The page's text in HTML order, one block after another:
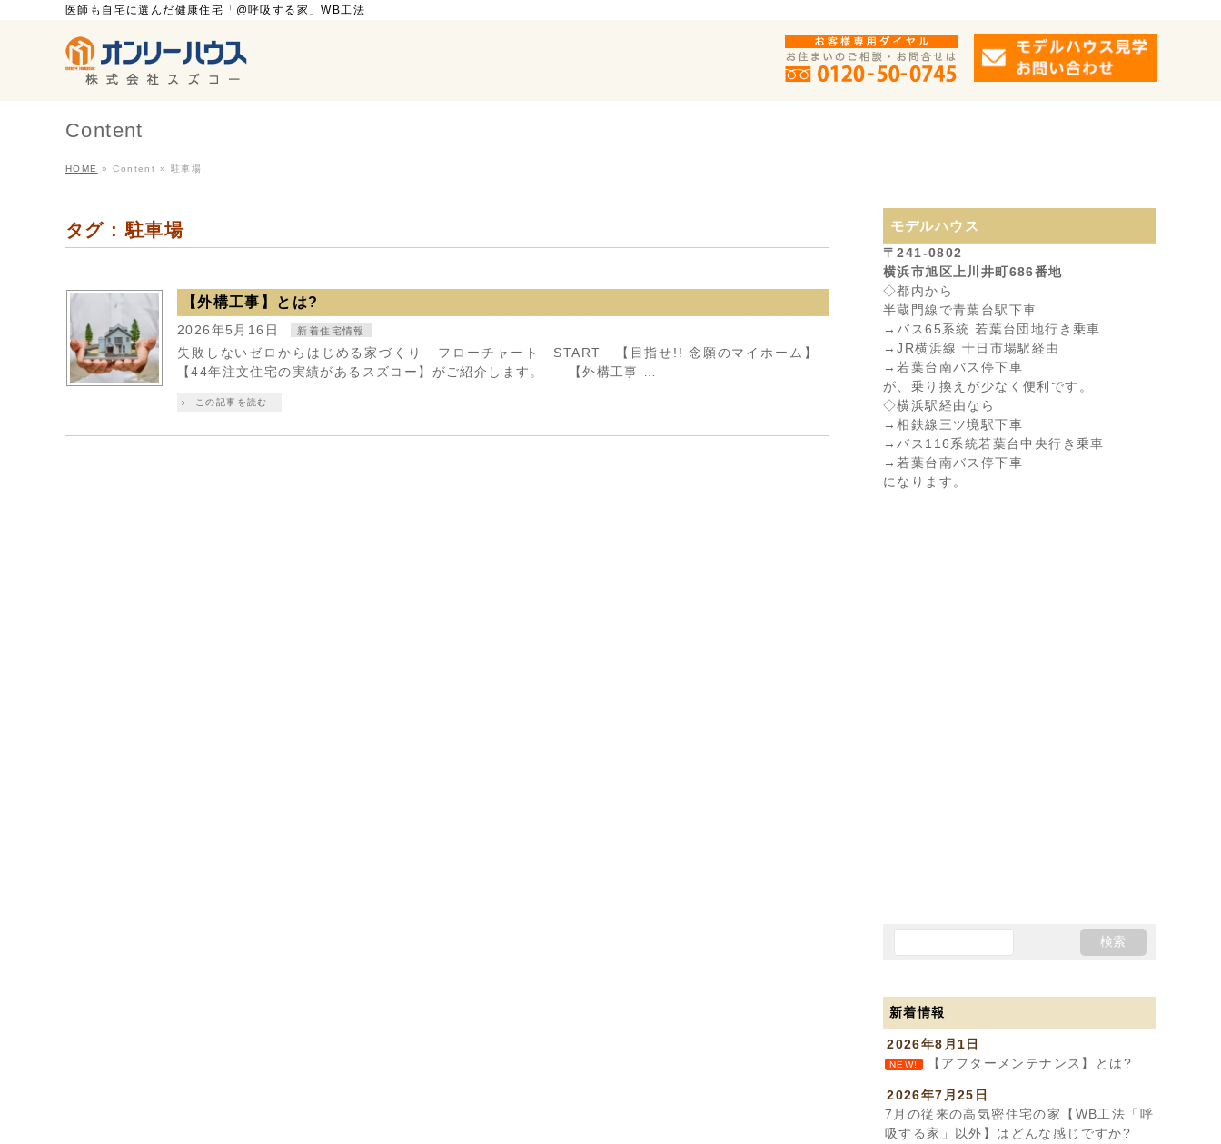
医師も自宅に選んだ健康住宅「@呼吸する家」WB工法
Content
HOME » Content » 駐車場
タグ : 駐車場
【外構工事】とは?
2026年5月16日 新着住宅情報
失敗しないゼロからはじめる家づくり フローチャート START 【目指せ!! 念願のマイホーム】
【44年注文住宅の実績があるスズコー】がご紹介します。 【外構工事 …
この記事を読む
モデルハウス
〒241-0802
横浜市旭区上川井町686番地
◇都内から
半蔵門線で青葉台駅下車
→バス65系統 若葉台団地行き乗車
→JR横浜線 十日市場駅経由
→若葉台南バス停下車
が、乗り換えが少なく便利です。
◇横浜駅経由なら
→相鉄線三ツ境駅下車
→バス116系統若葉台中央行き乗車
→若葉台南バス停下車
になります。
新着情報
2026年8月1日
NEW! 【アフターメンテナンス】とは?
2026年7月25日
7月の従来の高気密住宅の家【WB工法「呼
吸する家」以外】はどんな感じですか?